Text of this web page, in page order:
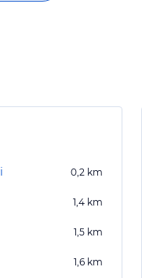
0,2 km
1,4 km
1,5 km
1,6 km